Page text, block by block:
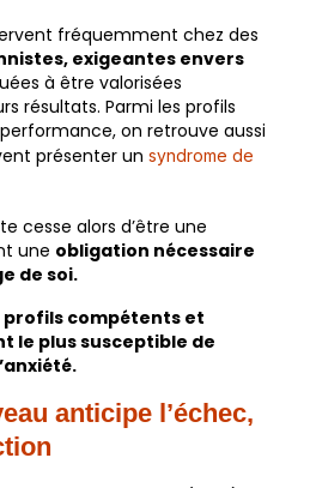
fréquemment chez des
exigeantes envers
à être valorisées
résultats. Parmi les profils
on retrouve aussi
présenter un syndrome de
cesse alors d’être une
une obligation nécessaire
de soi.
profils compétents et
le plus susceptible de
anticipe l’échec,